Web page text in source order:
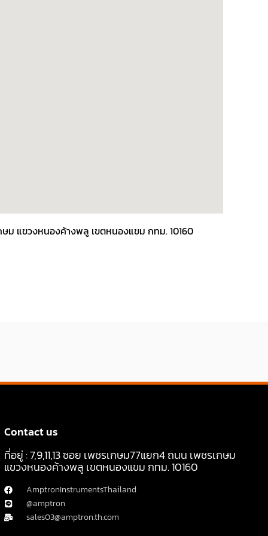
ษม แขวงหนองค้างพลู เขตหนองแขม กทม. 10160
Contact us
ที่อยู่ : 7,9,11,13 ซอย เพชรเกษม77แยก4 ถนน เพชรเกษม
แขวงหนองค้างพลู เขตหนองแขม กทม. 10160
AmptronInstrumentsThailand
@amptron
sales03@amptron.th.com